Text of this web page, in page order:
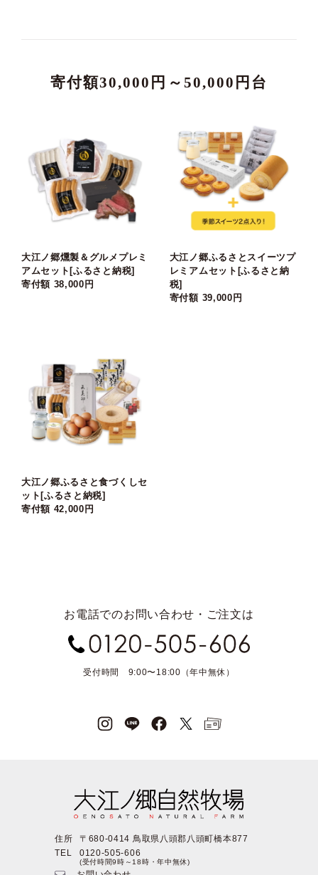
寄付額30,000円～50,000円台
大江ノ郷燻製＆グルメプレミ
アムセット[ふるさと納税]
寄付額 38,000円
大江ノ郷ふるさとスイーツプ
レミアムセット[ふるさと納
税]
寄付額 39,000円
大江ノ郷ふるさと食づくしセ
ット[ふるさと納税]
寄付額 42,000円
お電話でのお問い合わせ・ご注文は
受付時間 9:00〜18:00（年中無休）
住所
〒680-0414 鳥取県八頭郡八頭町橋本877
TEL
0120-505-606
(受付時間9時～18時・年中無休)